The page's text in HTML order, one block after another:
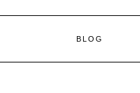
BLOG